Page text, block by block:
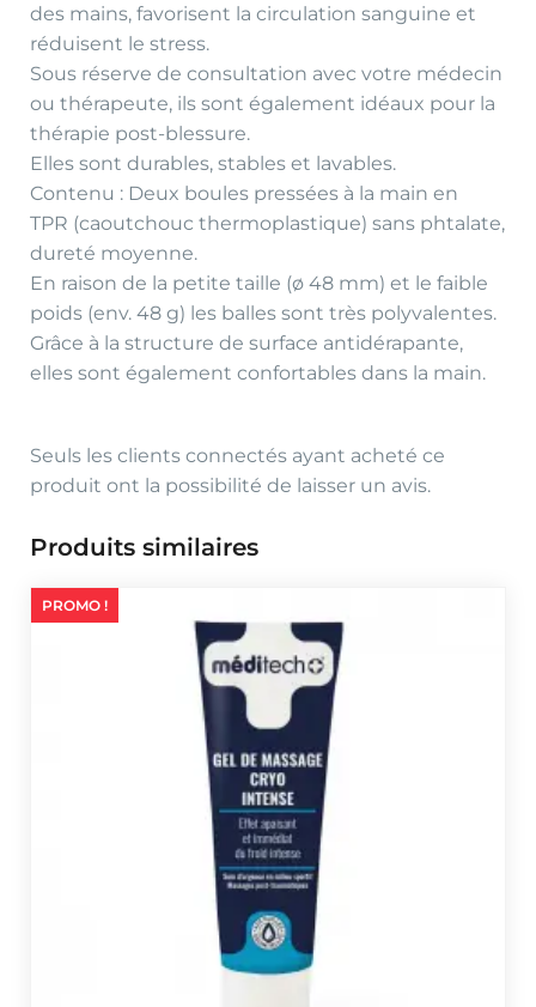
des mains, favorisent la circulation sanguine et
réduisent le stress.
Sous réserve de consultation avec votre médecin
ou thérapeute, ils sont également idéaux pour la
thérapie post-blessure.
Elles sont durables, stables et lavables.
Contenu : Deux boules pressées à la main en
TPR (caoutchouc thermoplastique) sans phtalate,
dureté moyenne.
En raison de la petite taille (ø 48 mm) et le faible
poids (env. 48 g) les balles sont très polyvalentes.
Grâce à la structure de surface antidérapante,
elles sont également confortables dans la main.
Seuls les clients connectés ayant acheté ce
produit ont la possibilité de laisser un avis.
Produits similaires
PROMO !